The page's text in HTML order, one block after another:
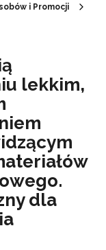
i Promocji
lekkim,
dla